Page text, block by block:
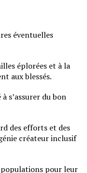
éventuelles
éplorées et à la
aux blessés.
s’assurer du bon
des efforts et des
créateur inclusif
populations pour leur